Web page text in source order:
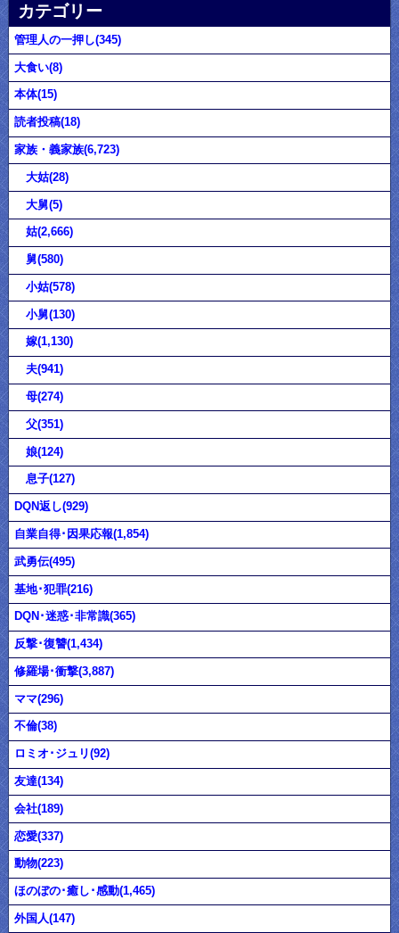
カテゴリー
管理人の一押し(345)
大食い(8)
本体(15)
読者投稿(18)
家族・義家族(6,723)
大姑(28)
大舅(5)
姑(2,666)
舅(580)
小姑(578)
小舅(130)
嫁(1,130)
夫(941)
母(274)
父(351)
娘(124)
息子(127)
DQN返し(929)
自業自得･因果応報(1,854)
武勇伝(495)
基地･犯罪(216)
DQN･迷惑･非常識(365)
反撃･復讐(1,434)
修羅場･衝撃(3,887)
ママ(296)
不倫(38)
ロミオ･ジュリ(92)
友達(134)
会社(189)
恋愛(337)
動物(223)
ほのぼの･癒し･感動(1,465)
外国人(147)